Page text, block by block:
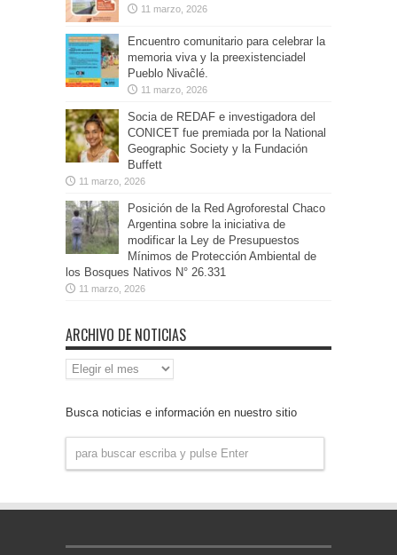
11 marzo, 2026
Encuentro comunitario para celebrar la
memoria viva y la preexistenciadel
Pueblo Nivaĉlé.
11 marzo, 2026
Socia de REDAF e investigadora del
CONICET fue premiada por la National
Geographic Society y la Fundación
Buffett
11 marzo, 2026
Posición de la Red Agroforestal Chaco
Argentina sobre la iniciativa de
modificar la Ley de Presupuestos
Mínimos de Protección Ambiental de
los Bosques Nativos N° 26.331
11 marzo, 2026
ARCHIVO DE NOTICIAS
Archivo
de
Busca noticias e información en nuestro sitio